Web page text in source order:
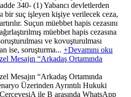
340- (1) Yabancı devletlerden
bir suç işleyen kişiye verilecek ceza,
Suçun müebbet hapis cezasını
müebbet hapis cezasına
ve kovuşturulması
ise, soruşturma... +Devamını oku
Mesajın “Arkadaş Ortamında
Mesajın “Arkadaş Ortamında
Üzerinden Ayrıntılı Hukuki
ile B arasında WhatsApp